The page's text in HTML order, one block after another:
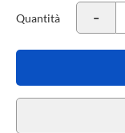
Quantità -